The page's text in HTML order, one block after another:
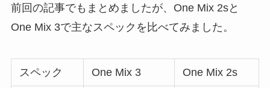
前回の記事でもまとめましたが、One Mix 2sと
One Mix 3で主なスペックを比べてみました。
スペック One Mix 3 One Mix 2s